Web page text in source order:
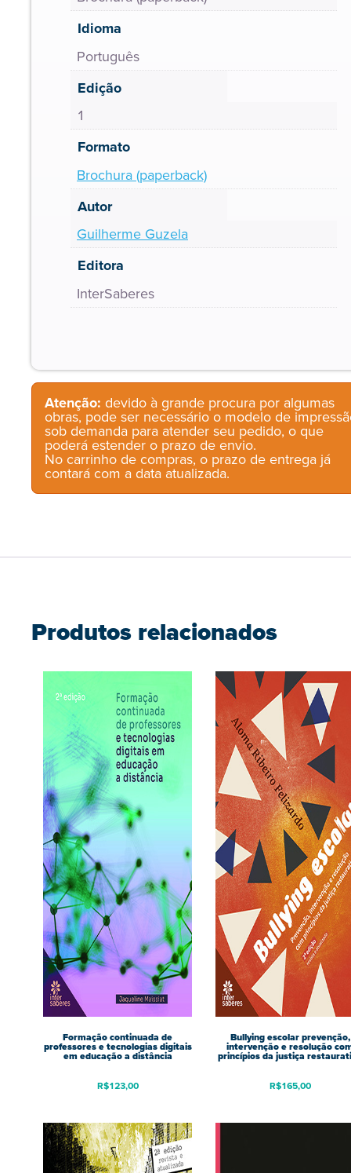
Idioma
Português
Edição
1
Formato
Brochura (paperback)
Autor
Guilherme Guzela
Editora
InterSaberes
Atenção: devido à grande procura por algumas
obras, pode ser necessário o modelo de
sob demanda para atender seu pedido, o que
poderá estender o prazo de envio.
No carrinho de compras, o prazo de entrega já
contará com a data atualizada.
Produtos relacionados
Formação continuada de
professores e tecnologias digitais
em educação a distância
R$123,00
Bullying escolar prevenção,
intervenção e resolução
princípios da justiça
R$165,00